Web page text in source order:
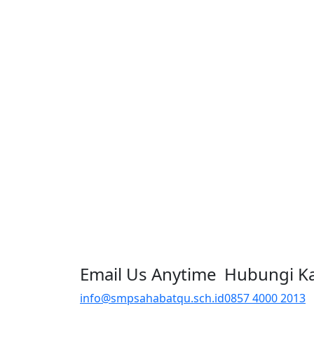
Email Us Anytime
info@smpsahabatqu.sch.id
Hubungi
0857 4000 2013